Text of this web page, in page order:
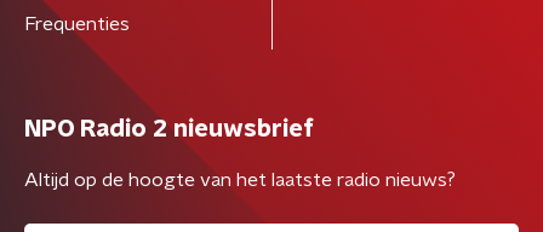
Frequenties
NPO Radio 2 nieuwsbrief
Altijd op de hoogte van het laatste radio nieuws?